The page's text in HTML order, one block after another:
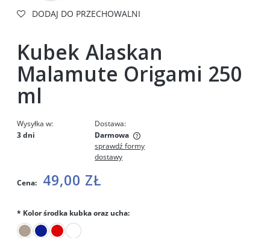
DODAJ DO PRZECHOWALNI
Kubek Alaskan
Malamute Origami 250
ml
Wysyłka w:
3 dni
Dostawa:
Darmowa
Cena nie zawiera ewentualnych kosztów płatności
sprawdź formy
dostawy
Cena: 49,00 ZŁ
* Kolor środka kubka oraz ucha: